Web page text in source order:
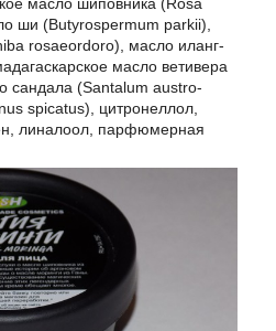
ши (Butyrospermum parkii),
rosaeordoro), масло иланг-
масло ветивера
сандала (Santalum austro-
spicatus), цитронеллол,
линалоол, парфюмерная